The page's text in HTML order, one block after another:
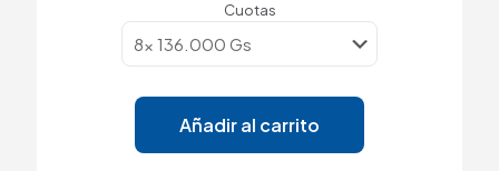
Cuotas
Añadir al carrito